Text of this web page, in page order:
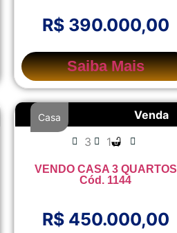
R$ 390.000,00
Saiba Mais
Venda
Casa
3 1
VENDO CASA 3 QUARTOS
Cód. 1144
R$ 450.000,00